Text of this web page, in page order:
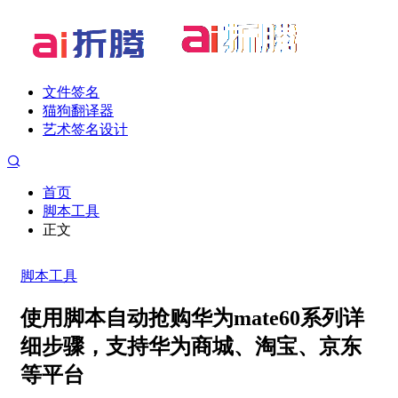
文件签名
猫狗翻译器
艺术签名设计
首页
脚本工具
正文
脚本工具
使用脚本自动抢购华为mate60系列详
细步骤，支持华为商城、淘宝、京东
等平台